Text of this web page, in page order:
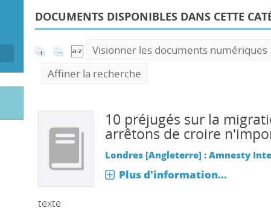
DOCUMENTS DISPONIBLES DANS CETTE
Visionner les documents numériques
Affiner la recherche
texte
10 préjugés sur la
arrêtons de croire
Londres [Angleterre] : Amnesty
Plus d'information...